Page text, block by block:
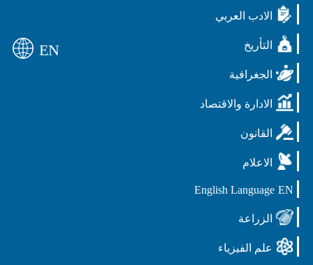
الادب العربي
التأريخ
الجغرافية
الادارة والاقتصاد
القانون
الاعلام
EN
English Language
الزراعة
علم الفيزياء
EN